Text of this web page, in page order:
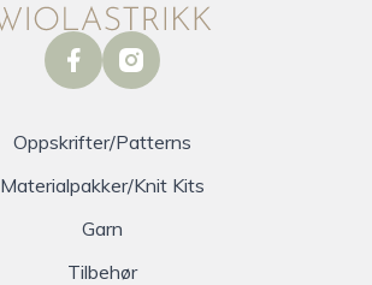
facebookinstagram
Oppskrifter/Patterns
Materialpakker/Knit Kits
Garn
Tilbehør